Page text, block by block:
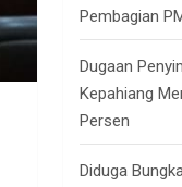
Pembagian
Dugaan
Kepahiang
Persen
Diduga